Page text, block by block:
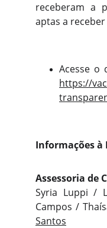
receberam a
aptas a
Acesse o
https://
Informações à
Assessoria de
Syria Luppi /
Campos /
Santos